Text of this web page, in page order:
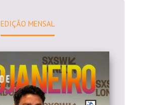
EDIÇÃO MENSAL